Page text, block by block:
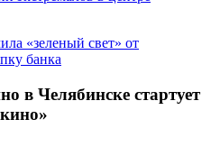
«зеленый свет» от
банка
в Челябинске стартует